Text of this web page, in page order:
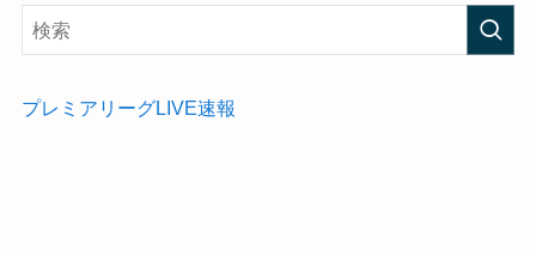
プレミアリーグLIVE速報